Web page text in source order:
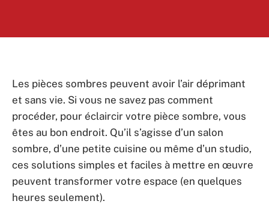
Les pièces sombres peuvent avoir l’air déprimant
et sans vie. Si vous ne savez pas comment
procéder, pour éclaircir votre pièce sombre, vous
êtes au bon endroit. Qu’il s’agisse d’un salon
sombre, d’une petite cuisine ou même d’un studio,
ces solutions simples et faciles à mettre en œuvre
peuvent transformer votre espace (en quelques
heures seulement).